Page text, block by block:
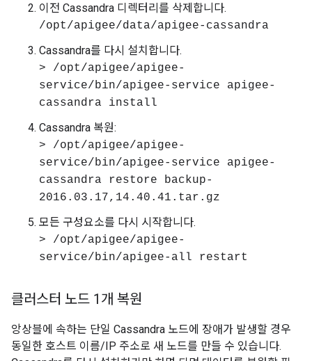
이전 Cassandra 디렉터리를 삭제합니다.
/opt/apigee/data/apigee-cassandra
Cassandra를 다시 설치합니다.
> /opt/apigee/apigee-
service/bin/apigee-service apigee-
cassandra install
Cassandra 복원:
> /opt/apigee/apigee-
service/bin/apigee-service apigee-
cassandra restore backup-
2016.03.17,14.40.41.tar.gz
모든 구성요소를 다시 시작합니다.
> /opt/apigee/apigee-
service/bin/apigee-all restart
클러스터 노드 1개 복원
앙상블에 속하는 단일 Cassandra 노드에 장애가 발생할 경우
동일한 호스트 이름/IP 주소로 새 노드를 만들 수 있습니다.